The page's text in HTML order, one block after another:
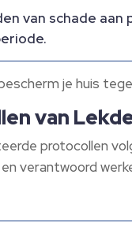
van schade
je huis
van
protocollen
verantwoord